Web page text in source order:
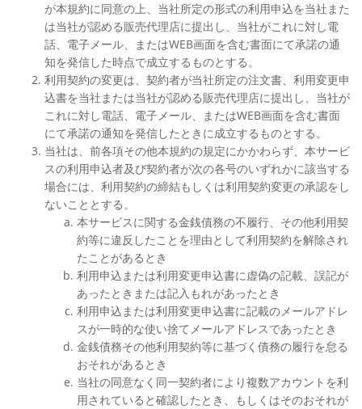
が本規約に同意の上、当社所定の形式の利用申込を当社また
は当社が認める販売代理店に提出し、当社がこれに対し電
話、電子メール、またはWEB画面を含む書面にて承諾の通
知を発信した時点で成立するものとする。
利用契約の変更は、契約者が当社所定の注文書、利用変更申
込書を当社または当社が認める販売代理店に提出し、当社が
これに対し電話、電子メール、またはWEB画面を含む書面
にて承諾の通知を発信したときに成立するものとする。
当社は、前各項その他本規約の規定にかかわらず、本サービ
スの利用申込者及び契約者が次の各号のいずれかに該当する
場合には、利用契約の締結もしくは利用契約変更の承認をし
ないこととする。
本サービスに関する金銭債務の不履行、その他利用契
約等に違反したことを理由として利用契約を解除され
たことがあるとき
利用申込または利用変更申込書に虚偽の記載、誤記が
あったときまたは記入もれがあったとき
利用申込または利用変更申込書に記載のメールアドレ
スが一時的な使い捨てメールアドレスであったとき
金銭債務その他利用契約等に基づく債務の履行を怠る
おそれがあるとき
当社の同意なく同一契約者により複数アカウントを利
用されていると確認したとき、もしくはそのおそれが